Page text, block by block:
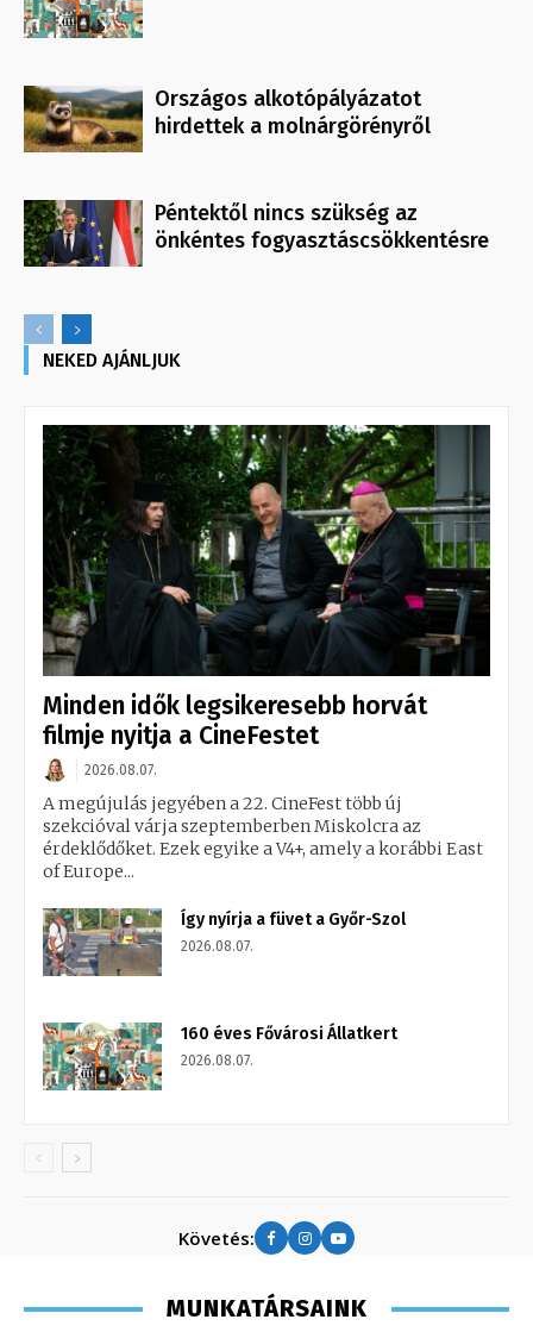
Országos alkotópályázatot
hirdettek a molnárgörényről
Péntektől nincs szükség az
önkéntes fogyasztáscsökkentésre
NEKED AJÁNLJUK
Minden idők legsikeresebb horvát
filmje nyitja a CineFestet
2026.08.07.
A megújulás jegyében a 22. CineFest több új
szekcióval várja szeptemberben Miskolcra az
érdeklődőket. Ezek egyike a V4+, amely a korábbi East
of Europe...
Így nyírja a füvet a Győr-Szol
2026.08.07.
160 éves Fővárosi Állatkert
2026.08.07.
Követés:
MUNKATÁRSAINK